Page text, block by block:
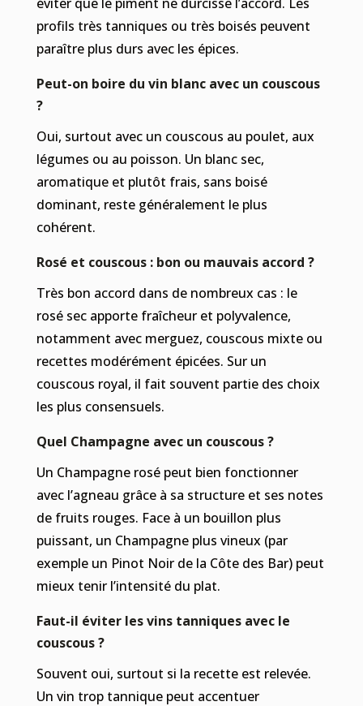
profils très tanniques ou très boisés peuvent
paraître plus durs avec les épices.
Peut-on boire du vin blanc avec un couscous
?
Oui, surtout avec un couscous au poulet, aux
légumes ou au poisson. Un blanc sec,
aromatique et plutôt frais, sans boisé
dominant, reste généralement le plus
cohérent.
Rosé et couscous : bon ou mauvais accord ?
Très bon accord dans de nombreux cas : le
rosé sec apporte fraîcheur et polyvalence,
notamment avec merguez, couscous mixte ou
recettes modérément épicées. Sur un
couscous royal, il fait souvent partie des choix
les plus consensuels.
Quel Champagne avec un couscous ?
Un Champagne rosé peut bien fonctionner
avec l’agneau grâce à sa structure et ses notes
de fruits rouges. Face à un bouillon plus
puissant, un Champagne plus vineux (par
exemple un Pinot Noir de la Côte des Bar) peut
mieux tenir l’intensité du plat.
Faut-il éviter les vins tanniques avec le
couscous ?
Souvent oui, surtout si la recette est relevée.
Un vin trop tannique peut accentuer